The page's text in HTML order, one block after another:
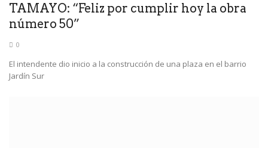
TAMAYO: “Feliz por cumplir hoy la obra
número 50”
0
El intendente dio inicio a la construcción de una plaza en el barrio
Jardín Sur